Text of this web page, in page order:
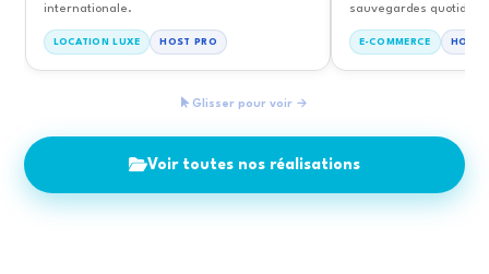
internationale.
LOCATION LUXE HOST PRO
sauvegardes
E-COMMERCE HOST
Glisser pour voir →
Voir toutes nos réalisations